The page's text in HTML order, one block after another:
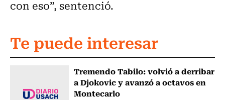
con eso”, sentenció.
Te puede interesar
Tremendo Tabilo: volvió a derribar
a Djokovic y avanzó a octavos en
Montecarlo